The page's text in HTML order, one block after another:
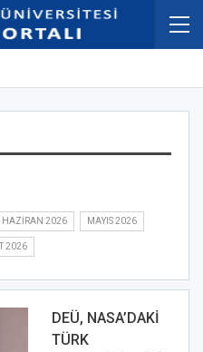
HAZIRAN 2026 MAYIS 2026
2026
DEÜ, NASA’DAKİ
TÜRK